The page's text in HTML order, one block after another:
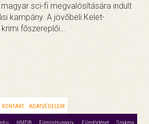
sci-fi megvalósítására indult
kampány. A jövőbeli Kelet-
főszereplői…
KONTAKT ADATVÉDELEM
HMDB FilmInHungary Filmtörténet Szakma